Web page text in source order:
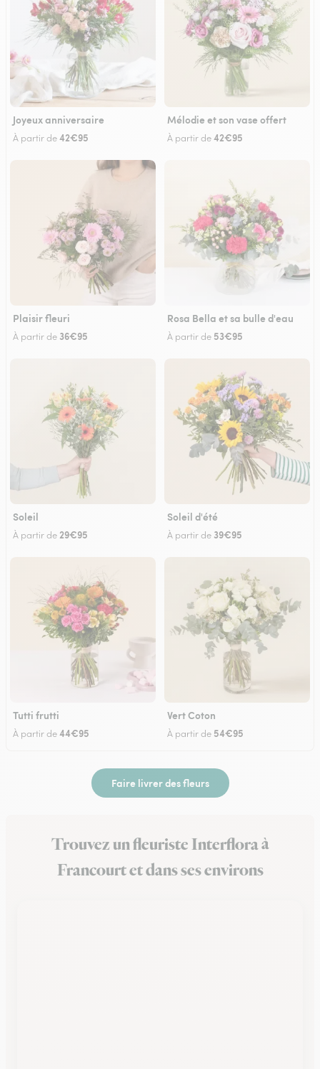
Joyeux anniversaire
À partir de42€95
Mélodie et son vase offert
À partir de42€95
Plaisir fleuri
À partir de 36€95
Rosa Bella et sa bulle d'eau
À partir de 53€95
Soleil
À partir de 29€95
Soleil d'été
À partir de 39€95
Tutti frutti
À partir de44€95
Vert Coton
À partir de 54€95
Faire livrer des fleurs
Trouvez un fleuriste Interflora à
Francourt et dans ses environs